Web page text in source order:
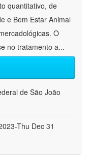
quantitativo, de
e Bem Estar Animal
O
no tratamento a...
de São João
Thu Dec 31